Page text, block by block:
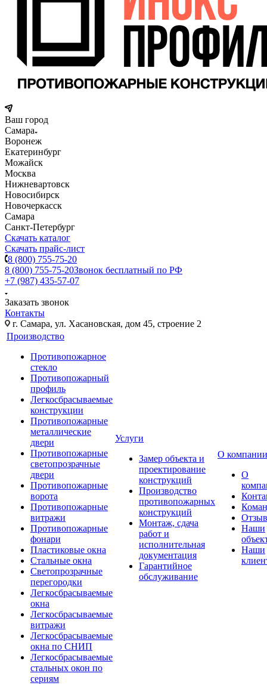
Ваш город
Самара
Воронеж
Екатеринбург
Можайск
Москва
Нижневартовск
Новосибирск
Новочеркасск
Самара
Санкт-Петербург
Скачать каталог
Скачать прайс-лист
8 (800) 755-75-20
8 (800) 755-75-20Звонок бесплатный по РФ
+7 (987) 435-57-07
Заказать звонок
Контакты
г. Самара, ул. Хасановская, дом 45, строение 2
Производство
Противопожарное
стекло
Противопожарный
профиль
Легкосбрасываемые
конструкции
Противопожарные
металлические
двери
Противопожарные
светопрозрачные
двери
Противопожарные
ворота
Противопожарные
витражи
Противопожарные
фонари
Пластиковые окна
Стальные окна
Светопрозрачные
перегородки
Легкосбрасываемые
окна
Легкосбрасываемые
витражи
Легкосбрасываемые
окна по СНИП
Легкосбрасываемые
стальных окон по
сериям
Услуги
Замер объекта и
проектирование
конструкций
Производство
противопожарных
конструкций
Монтаж, сдача
работ и
исполнительная
документация
Гарантийное
обслуживание
О компании
О
Наши
Наши